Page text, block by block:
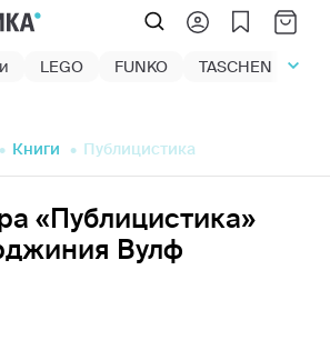
LEGO FUNKO TASCHEN
Книги Публицистика
«Публицистика»
Вулф